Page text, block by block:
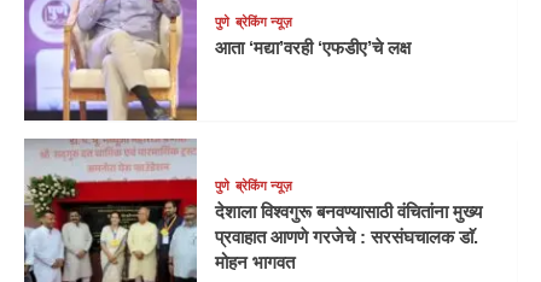
पुणे ब्रेकिंग न्यूज़
आता ‘मद्या’वरही ‘एफडीए’चे लक्ष
पुणे ब्रेकिंग न्यूज़
देशाला विश्वगुरू बनवण्यासाठी वंचितांना मुख्य
प्रवाहात आणणे गरजेचे : सरसंघचालक डाॅ.
मोहन भागवत